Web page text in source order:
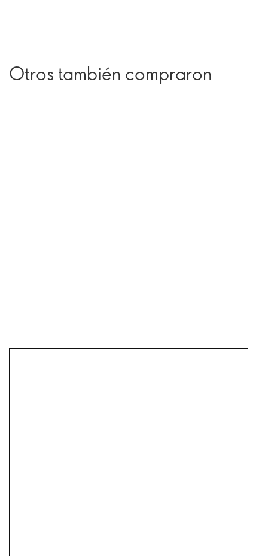
Otros también compraron